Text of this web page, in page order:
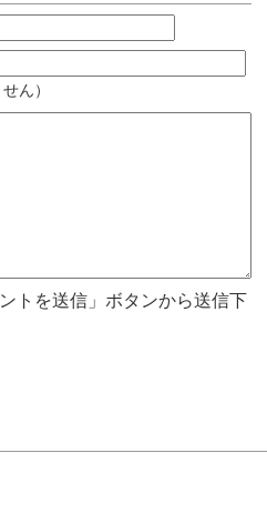
ん）
トを送信」ボタンから送信下